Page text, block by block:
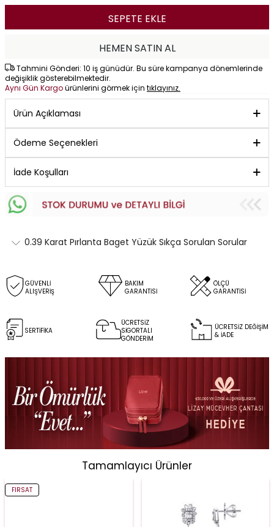
SEPETE EKLE
HEMEN SATIN AL
Tahmini Gönderi: 10 iş günüdür. Bu süre kampanya dönemlerinde
değişiklik gösterebilmektedir.
Aynı Gün Kargoürünlerini görmek için tıklayınız.
Ürün Açıklaması
Ödeme Seçenekleri
İade Koşulları
0.39 Karat Pırlanta Baget Yüzük Sıkça Sorulan Sorular
GÜVENLİ
ALIŞVERİŞ
BAKIM
GARANTİSİ
ÖLÇÜ
GARANTİSİ
SERTİFİKA
ÜCRETSİZ
SİGORTALI
GÖNDERİM
ÜCRETSİZ DEĞİŞİM
& İADE
Tamamlayıcı Ürünler
FIRSAT